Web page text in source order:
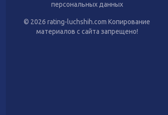
персональных данных
© 2026 rating-luchshih.com Копирование
материалов с сайта запрещено!